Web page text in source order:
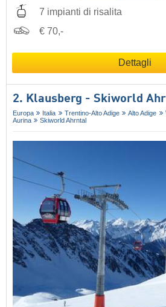
7 impianti di risalita
€ 70,-
Dettagli
2. Klausberg - Skiworld
Europa Italia Trentino-Alto Adige Alto Adige
Aurina
Skiworld Ahrntal